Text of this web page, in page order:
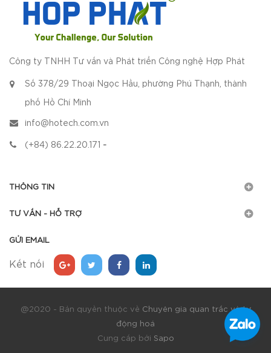
Công ty TNHH Tư vấn và Phát triển Công nghệ Hợp Phát
Số 378/29 Thoại Ngọc Hầu, phường Phú Thạnh, thành
phố Hồ Chí Minh
info@hotech.com.vn
(+84) 86.22.20.171 -
THÔNG TIN
TƯ VẤN - HỖ TRỢ
GỬI EMAIL
Kết nối
@2020 - Bản quyền thuộc về Chuyên gia quan trắc và tự
động hoá
Cung cấp bởi Sapo